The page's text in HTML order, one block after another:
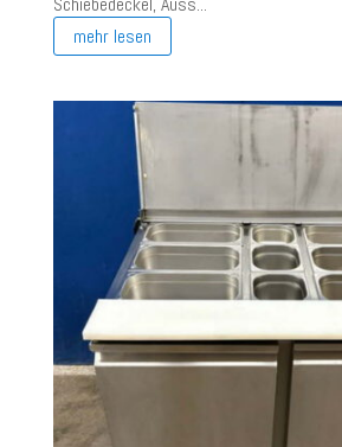
mehr lesen